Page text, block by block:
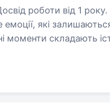
від 1 року. У SHOco. ми віримо,
які
моменти складають